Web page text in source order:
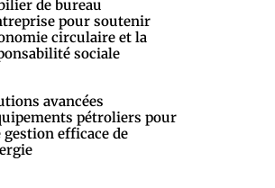
de bureau
pour soutenir
circulaire et la
sociale
avancées
pétroliers pour
gestion efficace de